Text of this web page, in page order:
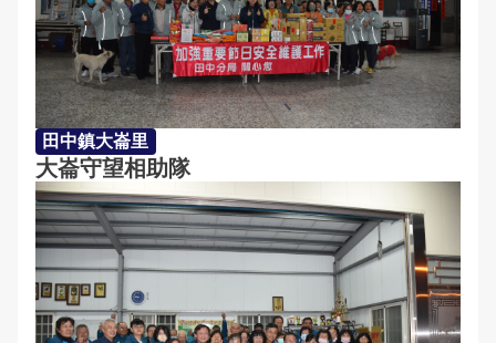
田中鎮大崙里
大崙守望相助隊